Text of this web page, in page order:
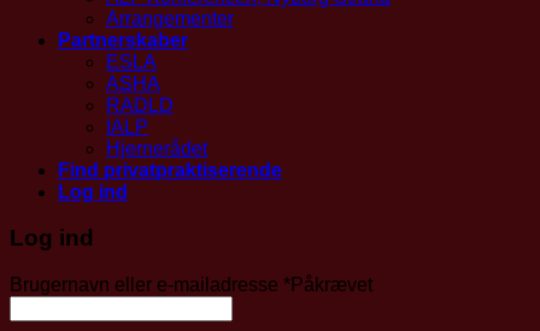
Arrangementer
Partnerskaber
ESLA
ASHA
RADLD
IALP
Hjernerådet
Find privatpraktiserende
Log ind
Log ind
Brugernavn eller e-mailadresse *Påkrævet